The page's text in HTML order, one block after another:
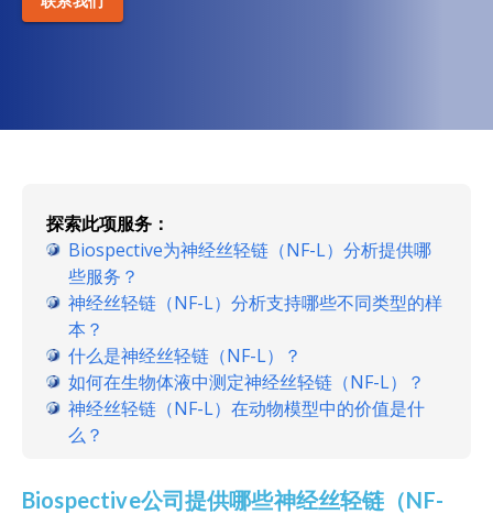
探索此项服务：
Biospective为神经丝轻链（NF-L）分析提供哪
些服务？
神经丝轻链（NF-L）分析支持哪些不同类型的样
本？
什么是神经丝轻链（NF-L）？
如何在生物体液中测定神经丝轻链（NF-L）？
神经丝轻链（NF-L）在动物模型中的价值是什
么？
Biospective公司提供哪些神经丝轻链（NF-